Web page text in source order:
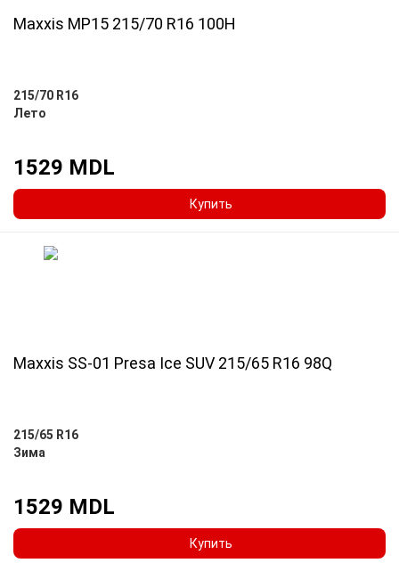
Maxxis MP15 215/70 R16 100H
215/70 R16
Лето
1529 MDL
Купить
Maxxis SS-01 Presa Ice SUV 215/65 R16 98Q
215/65 R16
Зима
1529 MDL
Купить